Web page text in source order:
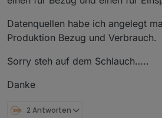
Datenquellen habe ich angelegt
Produktion Bezug und Verbrauch.
Sorry steh auf dem Schlauch…..
Danke
2 Antworten